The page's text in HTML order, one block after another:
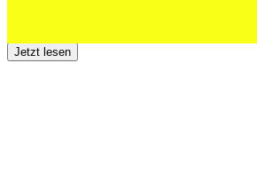
Jetzt lesen